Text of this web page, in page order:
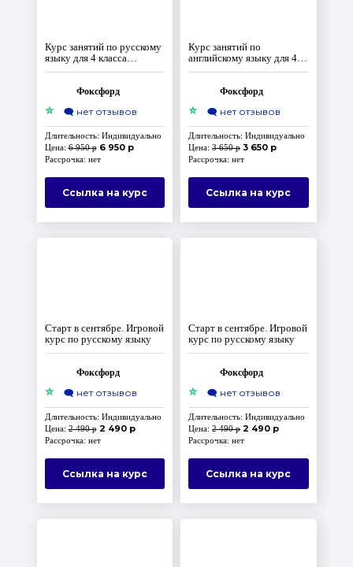
Курс занятий по русскому
языку для 4 класса
(Домашняя школа)
Фоксфорд
⭐ 🗨️ нет отзывов
Длительность: Индивидуально
Цена:6 950 р 6 950 р
Рассрочка: нет
Ссылка на курс
Курс занятий по
английскому языку для 4
класса (Домашняя школа)
Фоксфорд
⭐ 🗨️ нет отзывов
Длительность: Индивидуально
Цена: 3 650 р 3 650 р
Рассрочка: нет
Ссылка на курс
Старт в сентябре. Игровой
курс по русскому языку
Фоксфорд
⭐ 🗨️ нет отзывов
Длительность: Индивидуально
Цена:2 490 р 2 490 р
Рассрочка: нет
Ссылка на курс
Старт в сентябре. Игровой
курс по русскому языку
Фоксфорд
⭐ 🗨️ нет отзывов
Длительность: Индивидуально
Цена: 2 490 р 2 490 р
Рассрочка: нет
Ссылка на курс